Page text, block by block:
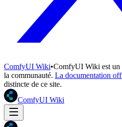
ComfyUI Wiki•ComfyUI Wiki est un
la communauté. La documentation
distincte de ce site.
ComfyUI Wiki